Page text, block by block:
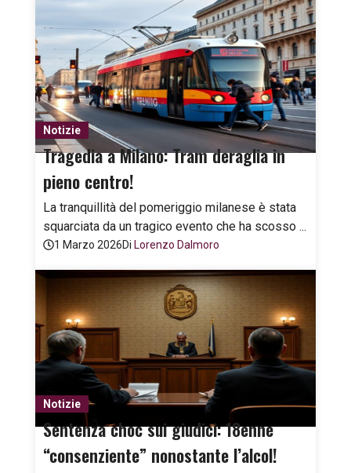
Notizie
Tragedia a Milano: Tram deraglia in
pieno centro!
La tranquillità del pomeriggio milanese è stata
squarciata da un tragico evento che ha scosso ...
1 Marzo 2026Di Lorenzo Dalmoro
Notizie
Sentenza choc sui giudici: 18enne
“consenziente” nonostante l’alcol!